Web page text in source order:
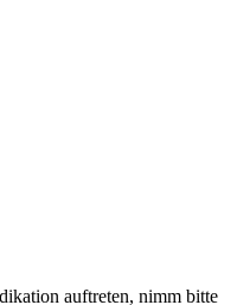
auftreten, nimm bitte